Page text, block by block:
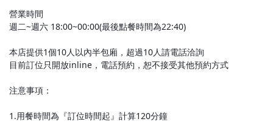
營業時間
週二~週六 18:00~00:00(最後點餐時間為22:40)
本店提供1個10人以內半包廂，超過10人請電話洽詢
目前訂位只開放inline，電話預約，恕不接受其他預約方式
注意事項：
1.用餐時間為『訂位時間起』計算120分鐘